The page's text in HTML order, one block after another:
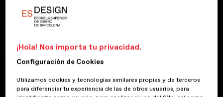
¡Hola! Nos importa tu privacidad.
Configuración de Cookies
Utilizamos cookies y tecnologías similares propias y de terceros
para diferenciar tu experiencia de las de otros usuarios, para